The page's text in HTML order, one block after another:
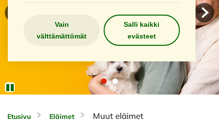
Vain
välttämättömät
Salli kaikki
evästeet
Etusivu Eläimet Muut eläimet